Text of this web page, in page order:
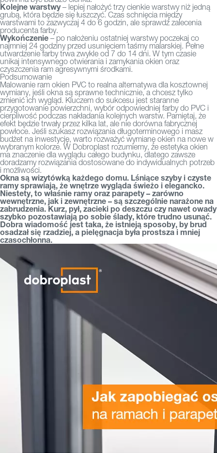
Kolejne warstwy– lepiej nałożyć trzy cienkie warstwy niż jedną
grubą, która będzie się łuszczyć. Czas schnięcia między
warstwami to zazwyczaj 4 do 6 godzin, ale sprawdź zalecenia
producenta farby.
Wykończenie – po nałożeniu ostatniej warstwy poczekaj co
najmniej 24 godziny przed usunięciem taśmy malarskiej. Pełne
utwardzenie farby trwa zwykle od 7 do 14 dni. W tym czasie
unikaj intensywnego otwierania i zamykania okien oraz
czyszczenia ram agresywnymi środkami.
Podsumowanie
Malowanie ram okien PVC to realna alternatywa dla kosztownej
wymiany, jeśli okna są sprawne technicznie, a chcesz tylko
zmienić ich wygląd. Kluczem do sukcesu jest staranne
przygotowanie powierzchni, wybór odpowiedniej farby do PVC i
cierpliwość podczas nakładania kolejnych warstw. Pamiętaj, że
efekt będzie trwały przez kilka lat, ale nie dorówna fabrycznej
powłoce. Jeśli szukasz rozwiązania długoterminowego i masz
budżet na inwestycję, warto rozważyć wymianę okien na nowe w
wybranym kolorze. W Dobroplast rozumiemy, że estetyka okien
ma znaczenie dla wyglądu całego budynku, dlatego zawsze
doradzamy rozwiązania dostosowane do indywidualnych potrzeb
i możliwości.
Okna są wizytówką każdego domu. Lśniące szyby i czyste
ramy sprawiają, że wnętrze wygląda świeżo i elegancko.
Niestety, to właśnie ramy oraz parapety – zarówno
wewnętrzne, jak i zewnętrzne – są szczególnie narażone na
zabrudzenia. Kurz, pył, zacieki po deszczu czy nawet owady
szybko pozostawiają po sobie ślady, które trudno usunąć.
Dobra wiadomość jest taka, że istnieją sposoby, by brud
osadzał się rzadziej, a pielęgnacja była prostsza i mniej
czasochłonna.